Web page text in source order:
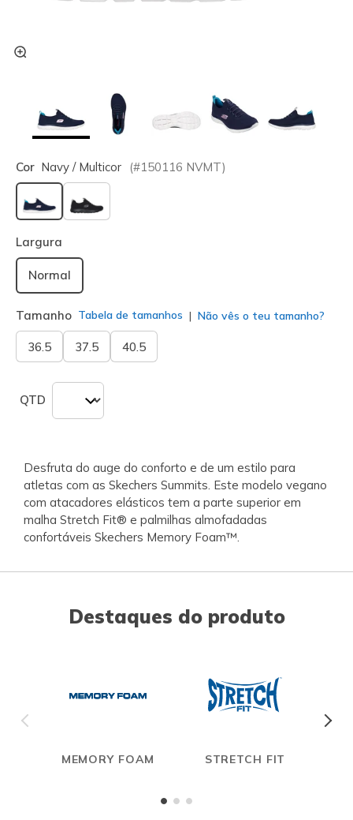
Cor Navy / Multicor (#150116 NVMT)
selecionado
Largura
Normal
Tamanho Tabela de tamanhos Não vês o teu tamanho?
36.5 37.5 40.5
QTD
Desfruta do auge do conforto e de um estilo para
atletas com as Skechers Summits. Este modelo vegano
com atacadores elásticos tem a parte superior em
malha Stretch Fit® e palmilhas almofadadas
confortáveis Skechers Memory Foam™.
Destaques do produto
MEMORY FOAM
STRETCH FIT